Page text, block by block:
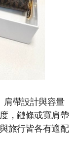
肩帶設計與容量
，鏈條或寬肩帶
旅行皆各有適配